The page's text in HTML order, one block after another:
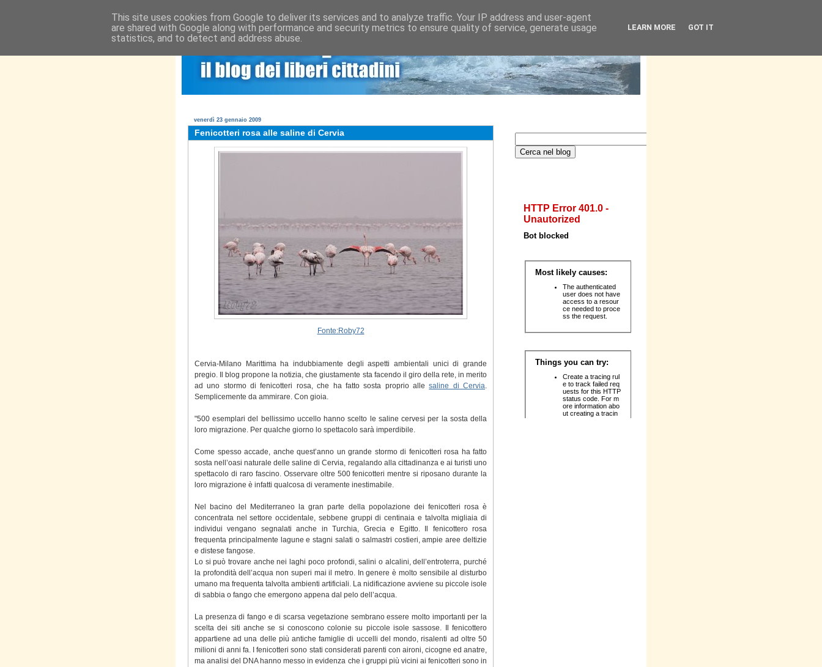
venerdì 23 gennaio 2009
Fenicotteri rosa alle saline di Cervia
Fonte:Roby72
Cervia-Milano Marittima ha indubbiamente degli aspetti ambientali unici di grande
pregio. Il blog propone la notizia, che giustamente sta facendo il giro della rete, in merito
ad uno stormo di fenicotteri rosa, che ha fatto sosta proprio allesaline di Cervia.
Semplicemente da ammirare. Con gioia.
"500 esemplari del bellissimo uccello hanno scelto le saline cervesi per la sosta della
loro migrazione. Per qualche giorno lo spettacolo sarà imperdibile.
Come spesso accade, anche quest’anno un grande stormo di fenicotteri rosa ha fatto
sosta nell’oasi naturale delle saline di Cervia, regalando alla cittadinanza e ai turisti uno
spettacolo di raro fascino. Osservare oltre 500 fenicotteri mentre si riposano durante la
loro migrazione è infatti qualcosa di veramente inestimabile.
Nel bacino del Mediterraneo la gran parte della popolazione dei fenicotteri rosa è
concentrata nel settore occidentale, sebbene gruppi di centinaia e talvolta migliaia di
individui vengano segnalati anche in Turchia, Grecia e Egitto. Il fenicottero rosa
frequenta principalmente lagune e stagni salati o salmastri costieri, ampie aree deltizie
e distese fangose.
Lo si può trovare anche nei laghi poco profondi, salini o alcalini, dell’entroterra, purché
la profondità dell’acqua non superi mai il metro. In genere è molto sensibile al disturbo
umano ma frequenta talvolta ambienti artificiali. La nidificazione avviene su piccole isole
di sabbia o fango che emergono appena dal pelo dell’acqua.
La presenza di fango e di scarsa vegetazione sembrano essere molto importanti per la
scelta dei siti anche se si conoscono colonie su piccole isole sassose. Il fenicottero
appartiene ad una delle più antiche famiglie di uccelli del mondo, risalenti ad oltre 50
milioni di anni fa. I fenicotteri sono stati considerati parenti con aironi, cicogne ed anatre,
ma analisi del DNA hanno messo in evidenza che i gruppi più vicini ai fenicotteri sono in
This site uses cookies from Google to deliver its services and to analyze traffic. Your IP address and user-agent
are shared with Google along with performance and security metrics to ensure quality of service, generate usage
statistics, and to detect and address abuse.
LEARN MORE GOT IT